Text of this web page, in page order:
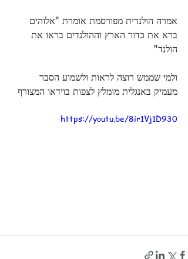
אמרה הולנדית מפורסמת אומרת "אלוהים
ברא את כדור הארץ וההולנדים בראו את
הולנד"
ולמי שממש רוצה לראות ולשמוע הסבר
מעמיק באנגלית מומלץ לצפות בוידאו המצורף
https://youtu.be/8ir1Vj1D930